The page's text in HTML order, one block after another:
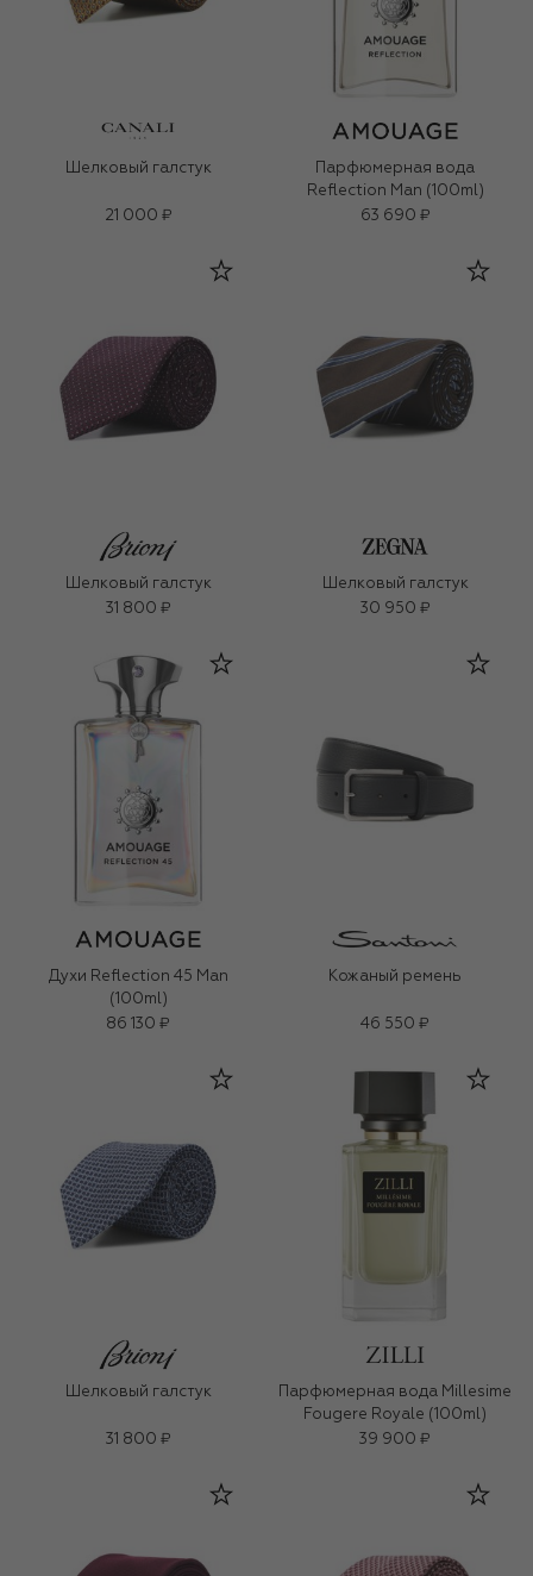
Шелковый галстук
21 000 ₽
Парфюмерная вода
Reflection Man (100ml)
63 690 ₽
Шелковый галстук
31 800 ₽
Шелковый галстук
30 950 ₽
Духи Reflection 45 Man
(100ml)
86 130 ₽
Кожаный ремень
46 550 ₽
Шелковый галстук
31 800 ₽
Парфюмерная вода Millesime
Fougere Royale (100ml)
39 900 ₽